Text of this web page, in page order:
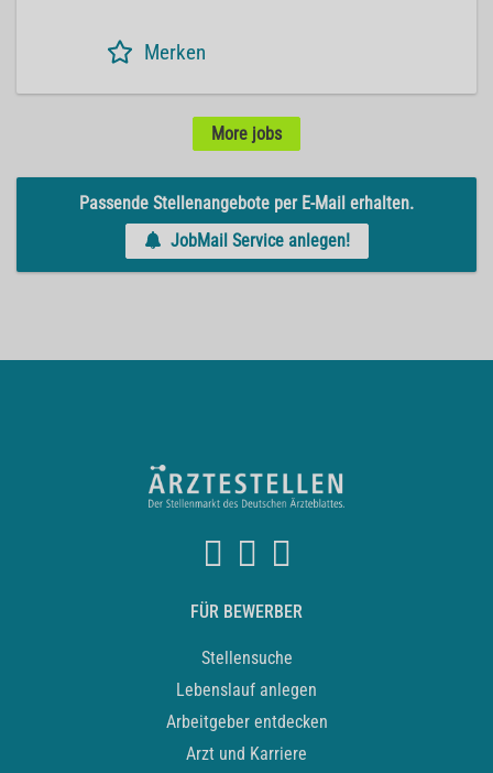
Merken
More jobs
Passende Stellenangebote per E-Mail erhalten.
JobMail Service anlegen!
FÜR BEWERBER
Stellensuche
Lebenslauf anlegen
Arbeitgeber entdecken
Arzt und Karriere